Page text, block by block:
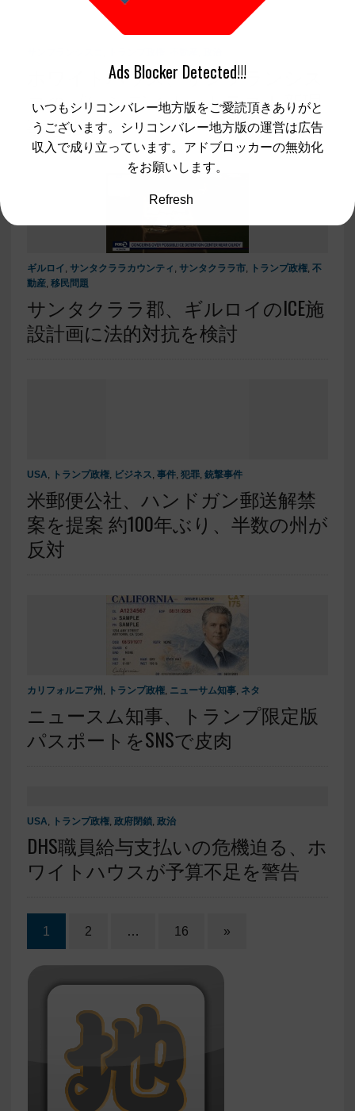
ホワイトハウス、サンフランシス
コのプレシディオ・トラスト新理
事を指名
ギルロイ, サンタクララカウンティ , サンタクララ市, トランプ政権, 不
動産, 移民問題
サンタクララ郡、ギルロイのICE施
設計画に法的対抗を検討
USA, トランプ政権, ビジネス, 事件, 犯罪, 銃撃事件
米郵便公社、ハンドガン郵送解禁
案を提案 約100年ぶり、半数の州が
反対
カリフォルニア州 , トランプ政権, ニューサム知事, ネタ
ニュースム知事、トランプ限定版
パスポートをSNSで皮肉
USA, トランプ政権, 政府閉鎖, 政治
DHS職員給与支払いの危機迫る、ホ
ワイトハウスが予算不足を警告
1 2 … 16 »
Ads Blocker Detected!!!
いつもシリコンバレー地方版をご愛読頂きありがと
うございます。シリコンバレー地方版の運営は広告
収入で成り立っています。アドブロッカーの無効化
をお願いします。
Refresh